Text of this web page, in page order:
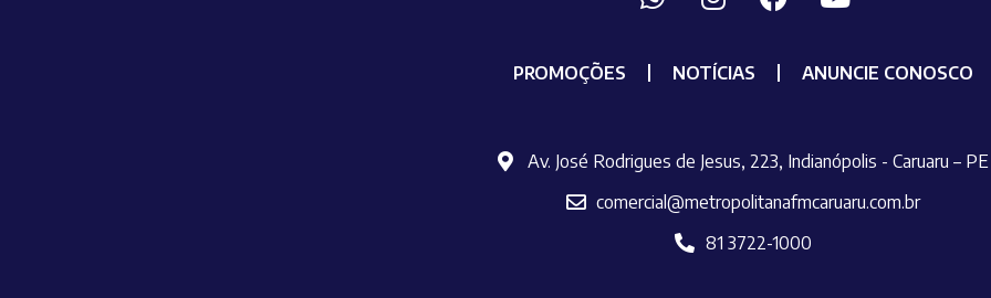
PROMOÇÕES NOTÍCIAS ANUNCIE CONOSCO
Av. José Rodrigues de Jesus, 223, Indianópolis - Caruaru – PE
comercial@metropolitanafmcaruaru.com.br
81 3722-1000